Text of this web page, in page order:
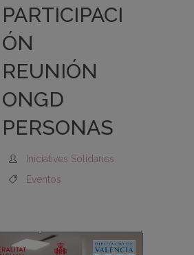
PARTICIPACI
ÓN
REUNIÓN
ONGD
PERSONAS
Iniciatives Solidaries
Eventos